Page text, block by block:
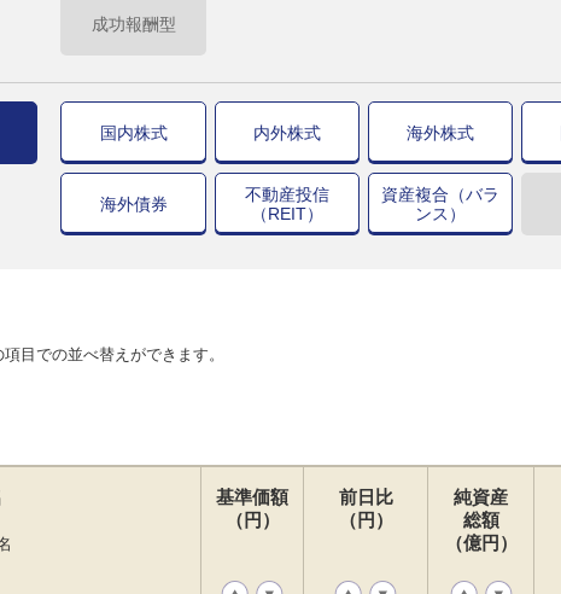
成功報酬型
国内株式 内外株式 海外株式
海外債券
不動産投信
（REIT）
資産複合（バラ
ンス）
目での並べ替えができます。
基準価額
（円）
前日比
（円）
純資産
総額
（億円）